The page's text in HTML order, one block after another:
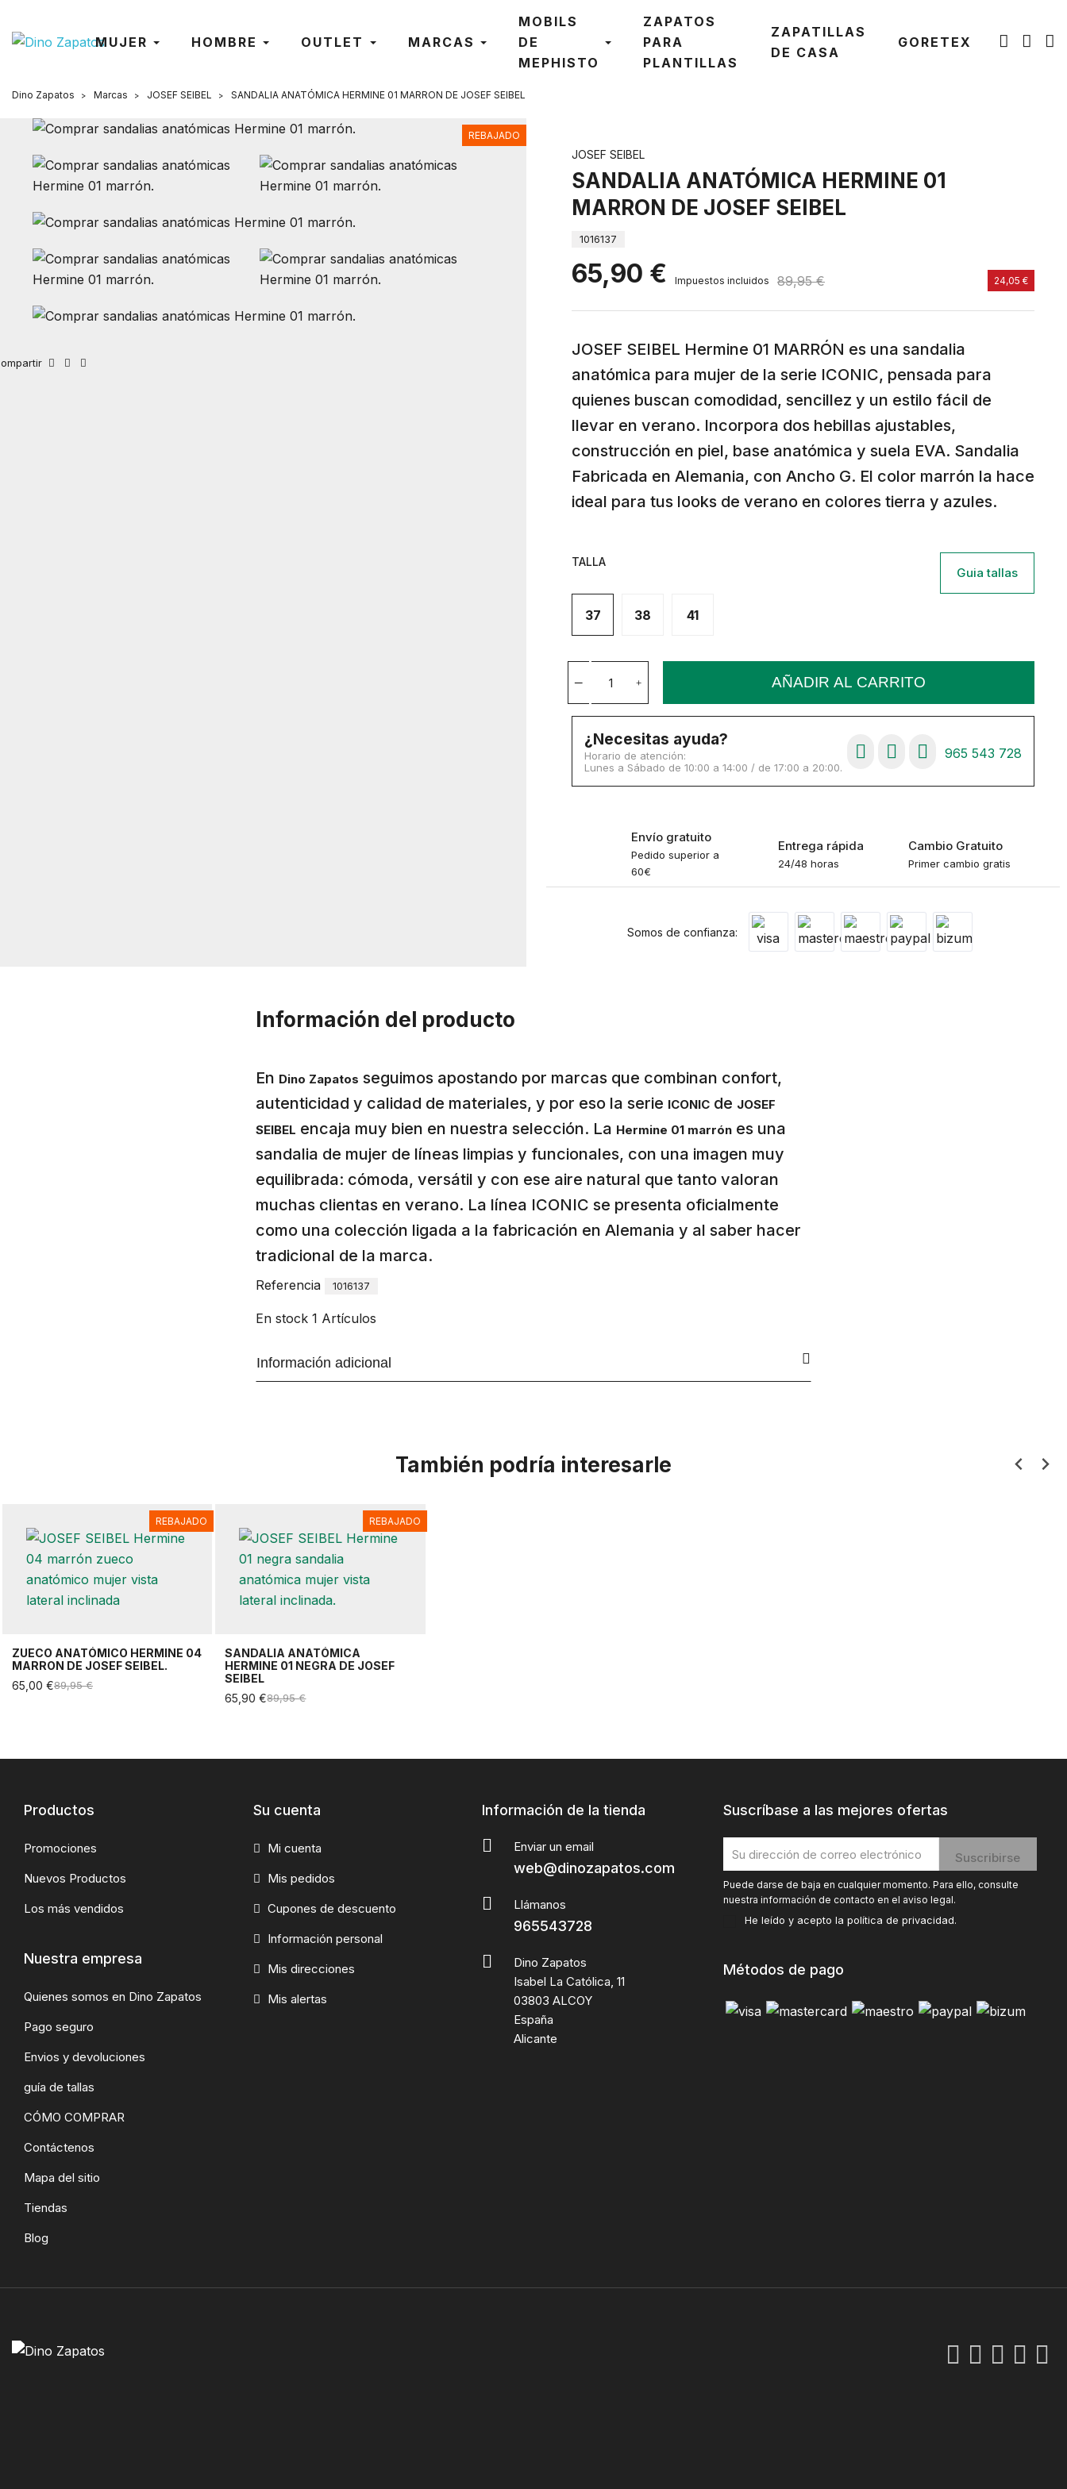
MUJER HOMBRE OUTLET MARCAS
MOBILS
DE
MEPHISTO
ZAPATOS
PARA
PLANTILLAS
ZAPATILLAS
DE CASA
GORETEX
Dino Zapatos Marcas JOSEF SEIBEL SANDALIA ANATÓMICA HERMINE 01 MARRON DE JOSEF SEIBEL
REBAJADO
JOSEF SEIBEL
SANDALIA ANATÓMICA HERMINE 01
MARRON DE JOSEF SEIBEL
1016137
65,90 € Impuestos incluidos 89,95 € 24,05 €
JOSEF SEIBEL Hermine 01 MARRÓN es una sandalia
anatómica para mujer de la serie ICONIC, pensada para
quienes buscan comodidad, sencillez y un estilo fácil de
llevar en verano. Incorpora dos hebillas ajustables,
construcción en piel, base anatómica y suela EVA. Sandalia
Fabricada en Alemania, con Ancho G. El color marrón la hace
ideal para tus looks de verano en colores tierra y azules.
TALLA
Guia tallas
37 38 41
AÑADIR AL CARRITO
¿Necesitas ayuda?
Horario de atención:
Lunes a Sábado de 10:00 a 14:00 / de 17:00 a 20:00.
965 543 728
Envío gratuito
Pedido superior a
60€
Entrega rápida
24/48 horas
Cambio Gratuito
Primer cambio gratis
Somos de confianza:
Información del producto
En Dino Zapatos seguimos apostando por marcas que combinan confort,
autenticidad y calidad de materiales, y por eso la serie ICONIC de JOSEF
SEIBEL encaja muy bien en nuestra selección. La Hermine 01 marrón es una
sandalia de mujer de líneas limpias y funcionales, con una imagen muy
equilibrada: cómoda, versátil y con ese aire natural que tanto valoran
muchas clientas en verano. La línea ICONIC se presenta oficialmente
como una colección ligada a la fabricación en Alemania y al saber hacer
tradicional de la marca.
Referencia 1016137
En stock 1 Artículos
Información adicional
También podría interesarle
ZUECO ANATÓMICO HERMINE 04
MARRON DE JOSEF SEIBEL.
65,00 €89,95 €
REBAJADO
SANDALIA ANATÓMICA
HERMINE 01 NEGRA DE JOSEF
SEIBEL
65,90 €89,95 €
REBAJADO
Productos
Promociones
Nuevos Productos
Los más vendidos
Nuestra empresa
Quienes somos en Dino Zapatos
Pago seguro
Envios y devoluciones
guía de tallas
CÓMO COMPRAR
Contáctenos
Mapa del sitio
Tiendas
Blog
Su cuenta
Mi cuenta
Mis pedidos
Cupones de descuento
Información personal
Mis direcciones
Mis alertas
Información de la tienda
Enviar un email
web@dinozapatos.com
Llámanos
965543728
Dino Zapatos
Isabel La Católica, 11
03803 ALCOY
España
Alicante
Suscríbase a las mejores ofertas
Puede darse de baja en cualquier momento. Para ello, consulte
nuestra información de contacto en el aviso legal.
He leído y acepto la política de privacidad.
Métodos de pago